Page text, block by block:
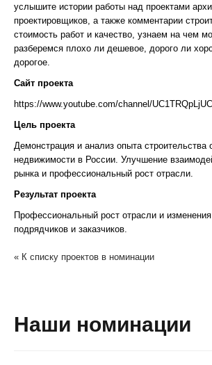
услышите истории работы над проектами
проектировщиков, а также комментарии
стоимость работ и качество, узнаем на чем
разберемся плохо ли дешевое, дорого ли
дорогое.
Сайт проекта
https://www.youtube.com/channel/
Цель проекта
Демонстрация и анализ опыта строительства
недвижимости в России. Улучшение
рынка и профессиональный рост отрасли.
Результат проекта
Профессиональный рост отрасли и
подрядчиков и заказчиков.
« К списку проектов в номинации
Наши номинации